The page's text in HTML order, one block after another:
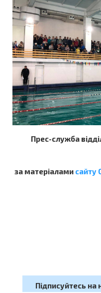
Прес-служба
за матеріалами сайту
Підписуйтесь на